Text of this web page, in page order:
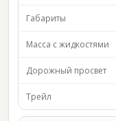
Габариты
Масса с жидкостями
Дорожный просвет
Трейл